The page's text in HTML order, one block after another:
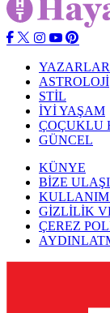
YAZARLAR
ASTROLOJİ
STİL
İYİ YAŞAM
ÇOÇUKLU
GÜNCEL
KÜNYE
BİZE
GİZLİLİK
ÇEREZ